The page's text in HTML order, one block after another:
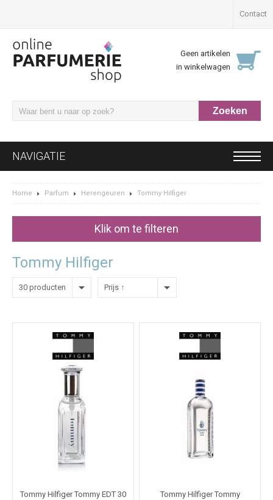
Contact
Geen artikelen
in winkelwagen
NAVIGATIE
Home Parfum Herengeuren Tommy Hilfiger
Klik om te filteren
Tommy Hilfiger
30 producten Prijs ↑
Tommy Hilfiger Tommy EDT 30
Tommy Hilfiger Tommy